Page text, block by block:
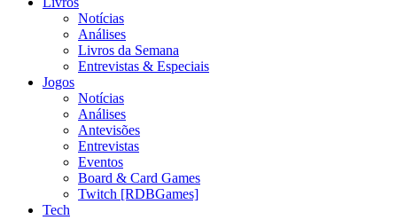
Notícias
Análises
Livros da Semana
Entrevistas & Especiais
Jogos
Notícias
Análises
Antevisões
Entrevistas
Eventos
Board & Card Games
Twitch [RDBGames]
Tech